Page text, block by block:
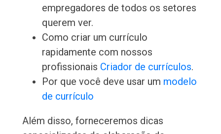
empregadores de todos os setores
querem ver.
Como criar um currículo
rapidamente com nossos
profissionais Criador de currículos.
Por que você deve usar um modelo
de currículo
Além disso, forneceremos dicas